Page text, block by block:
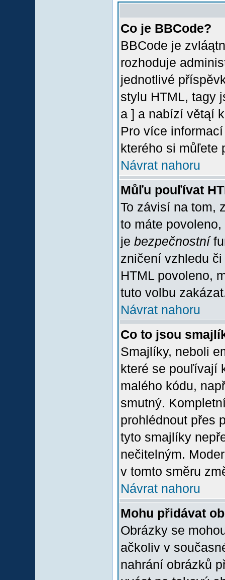
Co je BBCode?
BBCode je
rozhoduje
jednotlivé
stylu HTML, tagy
a ] a nabízí větąí
Pro více
kterého si můľete
Návrat nahoru
Můľu pouľívat
To závisí na tom,
to máte
je bezpečnostní
zničení vzhledu
HTML povoleno,
tuto volbu
Návrat nahoru
Co to jsou
Smajlíky, neboli
které se pouľívají
malého kódu,
smutný.
prohlédnout přes
tyto smajlíky
nečitelným.
v tomto směru
Návrat nahoru
Mohu přidávat
Obrázky se
ačkoliv v
nahrání obrázků